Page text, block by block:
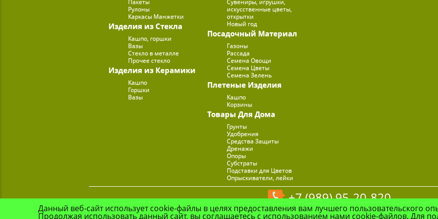
Пакеты
Рулоны
Каркасы Манжетки
Изделия из Стекла
Кашпо, горшки
Вазы
Стекло в металле
Прочее стекло
Изделия из Керамики
Кашпо
Горшки
Вазы
Сувениры, игрушки,
искусственные цветы,
открытки
Новый год
Посадочный Материал
Газоны
Рассада
Семена Овощи
Семена Цветы
Семена Зелень
Плетеные Изделия
Кашпо
Корзины
Товары Для Дома
Грунты
Удобрения
Средства Защиты
Дренажи
Опоры
Субстраты
Подставки для Цветов
Опрыскиватели, лейки
+7 (989) 95-20-820
© Цветочная Компания "Флоранж", 2026
Данный веб-сайт использует cookie-файлы в целях предоставления вам лучшего пользовательского
Продолжая использовать данный сайт, вы соглашаетесь с использованием нами cookie-файлов. Для